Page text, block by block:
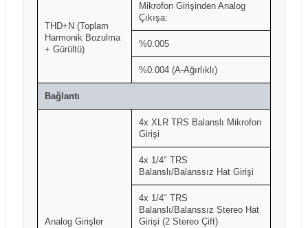
THD+N (Toplam
Harmonik Bozulma
+ Gürültü)
Mikrofon Girişinden Analog
Çıkışa:
%0.005
%0.004 (A-Ağırlıklı)
Bağlantı
Analog Girişler
4x XLR TRS Balanslı Mikrofon
Girişi
4x 1/4″ TRS
Balanslı/Balanssız Hat Girişi
4x 1/4″ TRS
Balanslı/Balanssız Stereo Hat
Girişi (2 Stereo Çift)